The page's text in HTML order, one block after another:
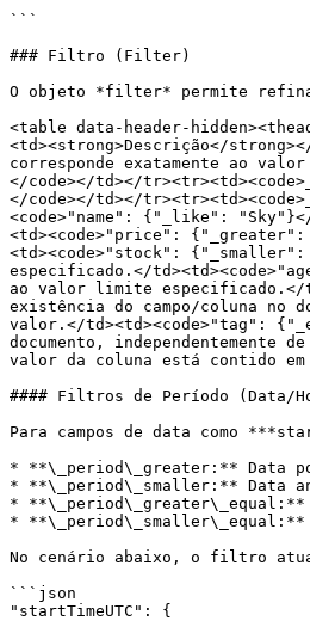
```
### Filtro (Filter)
O objeto *filter* permite refinar
<table data-header-
<td><strong>Descrição</
corresponde exatamente ao
</code></td></
</code></td></
<code>"name": {"_like":
<td><code>"price":
<td><code>"stock":
especificado.</
ao valor limite especificado.</
existência do campo/coluna no
valor.</td><td><code>"tag":
documento,
valor da coluna está contido
#### Filtros de Período (Data/
Para campos de data como
* **\_period\_greater:** Data
* **\_period\_smaller:** Data
*
*
No cenário abaixo, o filtro atua
```json
"startTimeUTC": {